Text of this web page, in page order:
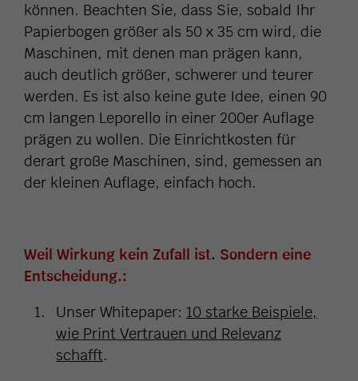
können. Beachten Sie, dass Sie, sobald Ihr
Papierbogen größer als 50 x 35 cm wird, die
Maschinen, mit denen man prägen kann,
auch deutlich größer, schwerer und teurer
werden. Es ist also keine gute Idee, einen 90
cm langen Leporello in einer 200er Auflage
prägen zu wollen. Die Einrichtkosten für
derart große Maschinen, sind, gemessen an
der kleinen Auflage, einfach hoch.
Weil Wirkung kein Zufall ist. Sondern eine
Entscheidung.:
Unser Whitepaper: 10 starke Beispiele,
wie Print Vertrauen und Relevanz
schafft.